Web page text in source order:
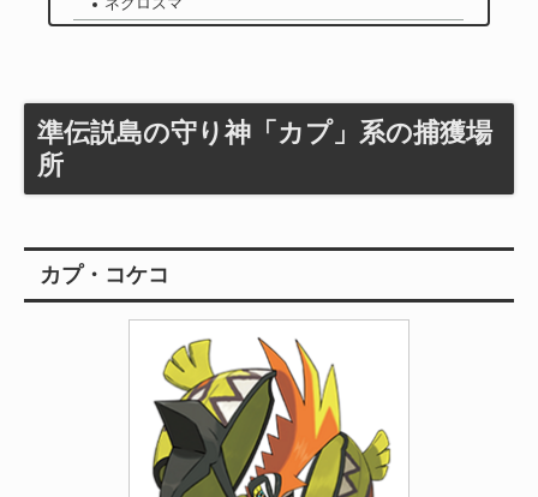
ネクロズマ
準伝説島の守り神「カプ」系の捕獲場
所
カプ・コケコ